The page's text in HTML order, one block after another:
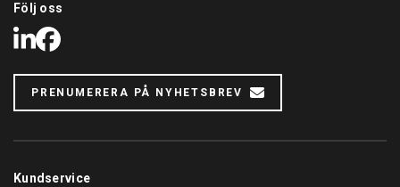
Följ oss
LinkedIn
Facebook
PRENUMERERA PÅ NYHETSBREV
Kundservice